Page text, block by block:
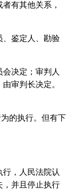
有其他关系，
、鉴定人、勘验
决定；审判人
审判长决定。
的执行。但有下
行，人民法院认
，并且停止执行